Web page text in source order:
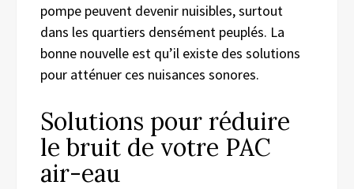
pompe peuvent devenir nuisibles, surtout
dans les quartiers densément peuplés. La
bonne nouvelle est qu’il existe des solutions
pour atténuer ces nuisances sonores.
Solutions pour réduire
le bruit de votre PAC
air-eau